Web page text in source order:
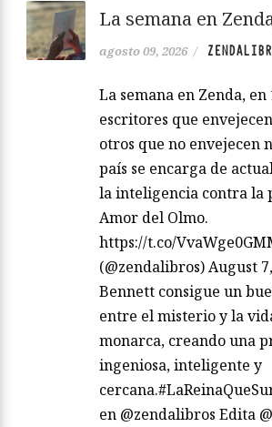
La semana en
agosto 09, 2026 /
La semana en Zenda,
escritores que
otros que no envejecen
país se encarga de
la inteligencia contra la
Amor del Olmo.
https://t.co/
(@zendalibros) August 7,
Bennett consigue un
entre el misterio y la
monarca, creando una
ingeniosa, inteligente y
en @zendalibros Edita